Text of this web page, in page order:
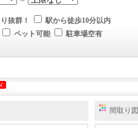
抜群！
駅から徒歩10分以内
ペット可能
駐車場空有
間取り図